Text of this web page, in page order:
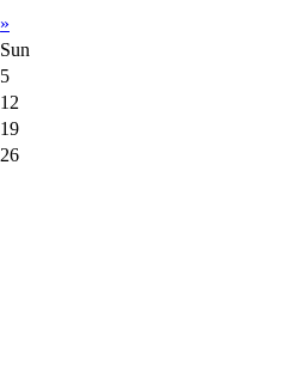
»
Sun
5
12
19
26